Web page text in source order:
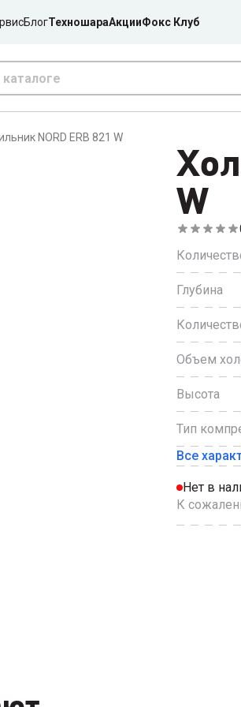
БлогТехношараАкцииФокс Клуб
NORD ERB 821 W
W
Глубина
Объем
Высота
Тип
Все
Нет в
К